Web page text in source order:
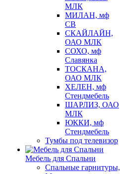
МЛК
МИЛАН, мф
СВ
СКАЙЛАЙН,
ОАО МЛК
СОХО, мф
Славянка
ТОСКАНА,
ОАО МЛК
ХЕЛЕН, мф
Стендмебель
ШАРЛИЗ, ОАО
МЛК
ЮККИ, мф
Стендмебель
Тумбы под телевизор
Мебель для Спальни
Спальные гарнитуры,